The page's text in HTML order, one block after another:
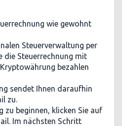
wie gewohnt
Steuerverwaltung per
die Steuerrechnung mit
bezahlen
sendet Ihnen daraufhin
zu.
zu beginnen, klicken Sie auf
Im nächsten Schritt